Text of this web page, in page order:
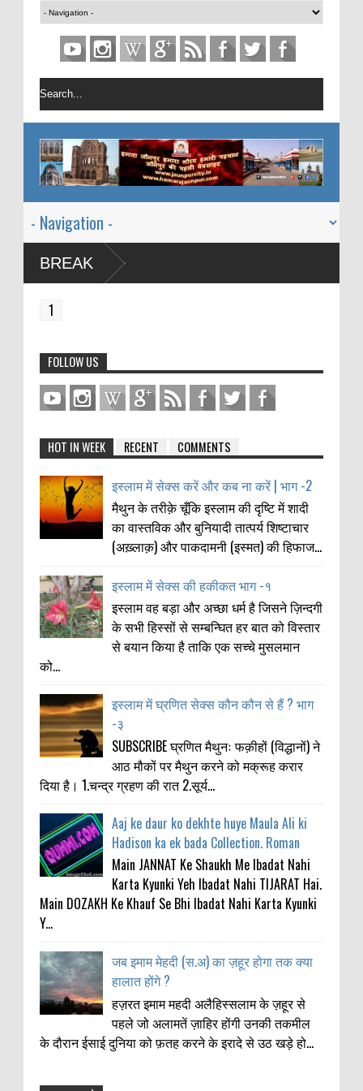
BREAK
1
FOLLOW US
HOT IN WEEK RECENT COMMENTS
इस्लाम में सेक्स करें और कब ना करें | भाग -2
मैथुन के तरीक़े चूँकि इस्लाम की दृष्टि में शादी
का वास्तविक और बुनियादी तात्पर्य शिष्टाचार
(अख़्लाक़) और पाकदामनी (इस्मत) की हिफाज...
इस्लाम में सेक्स की हकीकत भाग -१
इस्लाम वह बड़ा और अच्छा धर्म है जिसने ज़िन्दगी
के सभी हिस्सों से सम्बन्घित हर बात को विस्तार
से बयान किया है ताकि एक सच्चे मुसलमान
को...
इस्लाम में घ्रणित सेक्स कौन कौन से हैं ? भाग
-३
SUBSCRIBE घ्रणित मैथुनः फक़ीहों (विद्धानों) ने
आठ मौकों पर मैथुन करने को मक्रूह करार
दिया है। 1.चन्द्र ग्रहण की रात 2.सूर्य...
Aaj ke daur ko dekhte huye Maula Ali ki
Hadison ka ek bada Collection. Roman
Main JANNAT Ke Shaukh Me Ibadat Nahi
Karta Kyunki Yeh Ibadat Nahi TIJARAT Hai.
Main DOZAKH Ke Khauf Se Bhi Ibadat Nahi Karta Kyunki
Y...
जब इमाम मेहदी (स.अ) का ज़हूर होगा तक क्या
हालात होंगे ?
हज़रत इमाम महदी अलैहिस्सलाम के ज़हूर से
पहले जो अलामतें ज़ाहिर होंगी उनकी तकमील
के दौरान ईसाई दुनिया को फ़तह करने के इरादे से उठ खड़े हो...